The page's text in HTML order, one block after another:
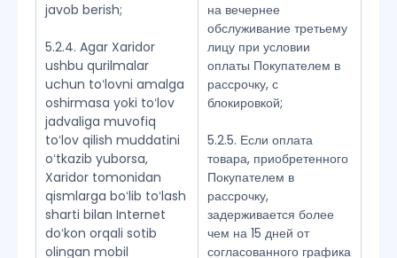
javob berish;
5.2.4. Agar Xaridor
ushbu qurilmalar
uchun toʻlovni amalga
oshirmasa yoki toʻlov
jadvaliga muvofiq
toʻlov qilish muddatini
oʻtkazib yuborsa,
Xaridor tomonidan
qismlarga boʻlib toʻlash
sharti bilan Internet
doʻkon orqali sotib
olingan mobil
на вечернее
обслуживание третьему
лицу при условии
оплаты Покупателем в
рассрочку, с
блокировкой;
5.2.5. Если оплата
товара, приобретенного
Покупателем в
рассрочку,
задерживается более
чем на 15 дней от
согласованного графика